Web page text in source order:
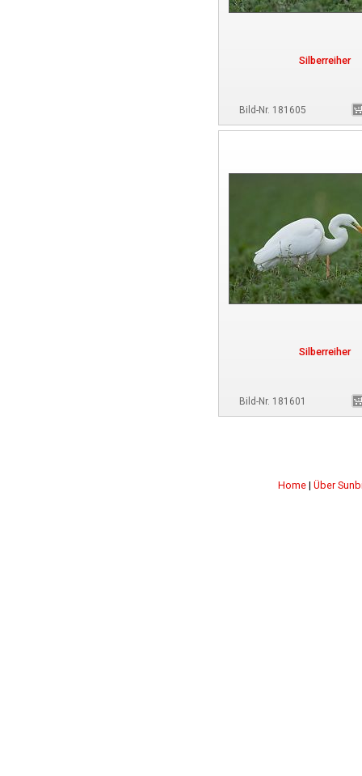
Silberreiher
Bild-Nr. 181605
Silberreiher
Bild-Nr. 181601
Home | Über